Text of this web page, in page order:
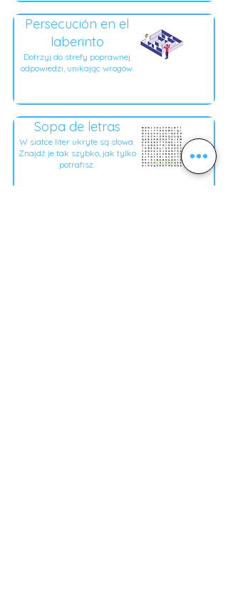
Persecución en el
laberinto
Dotrzyj do strefy poprawnej
odpowiedzi, unikając wrogów.
Sopa de letras
W siatce liter ukryte są słowa.
Znajdź je tak szybko, jak tylko
potrafisz.